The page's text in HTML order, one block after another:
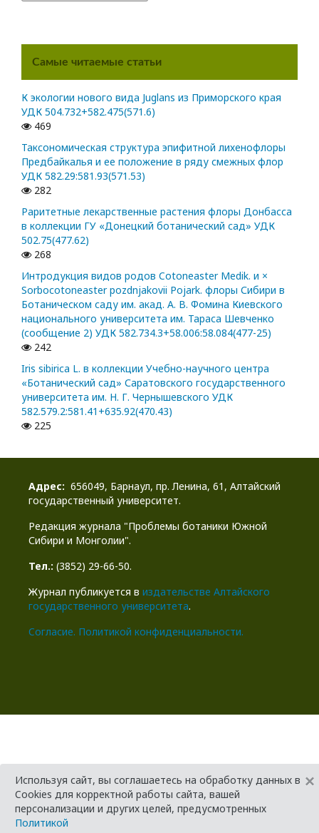
Самые читаемые статьи
К экологии нового вида Juglans из Приморского края
УДК 504.732+582.475(571.6)
469
Таксономическая структура эпифитной лихенофлоры
Предбайкалья и ее положение в ряду смежных флор
УДК 582.29:581.93(571.53)
282
Раритетные лекарственные растения флоры Донбасса
в коллекции ГУ «Донецкий ботанический сад» УДК
502.75(477.62)
268
Интродукция видов родов Cotoneaster Medik. и ×
Sorbocotoneaster pozdnjakovii Pojark. флоры Сибири в
Ботаническом саду им. акад. А. В. Фомина Киевского
национального университета им. Тараса Шевченко
(сообщение 2) УДК 582.734.3+58.006:58.084(477-25)
242
Iris sibirica L. в коллекции Учебно-научного центра
«Ботанический сад» Саратовского государственного
университета им. Н. Г. Чернышевского УДК
582.579.2:581.41+635.92(470.43)
225
Адрес: 656049, Барнаул, пр. Ленина, 61, Алтайский
государственный университет.
Редакция журнала "Проблемы ботаники Южной
Сибири и Монголии".
Тел.: (3852) 29-66-50.
Журнал публикуется в издательстве Алтайского
государственного университета.
Cогласие. Политикой конфиденциальности.
Используя сайт, вы соглашаетесь на обработку данных в
Cookies для корректной работы сайта, вашей
персонализации и других целей, предусмотренных
Политикой
×